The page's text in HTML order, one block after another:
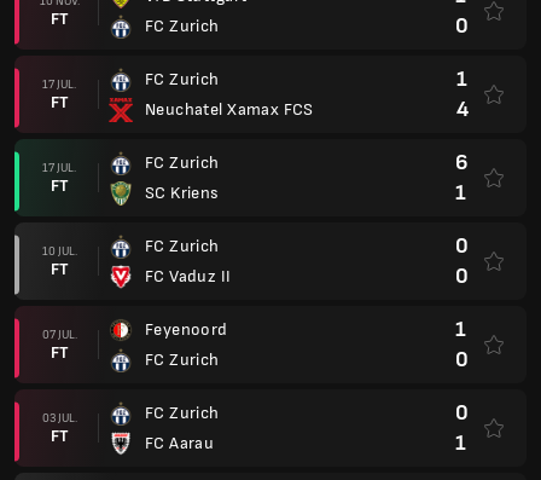
FT
FC Zurich
0
17 JUL.
FT
FC Zurich
Neuchatel Xamax FCS
1
4
17 JUL.
FT
FC Zurich
SC Kriens
6
1
10 JUL.
FT
FC Zurich
FC Vaduz II
0
0
07 JUL.
FT
Feyenoord
FC Zurich
1
0
03 JUL.
FT
FC Zurich
FC Aarau
0
1